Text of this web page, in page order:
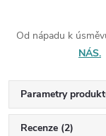
Od nápadu k
NÁS.
Parametry
Recenze (2)